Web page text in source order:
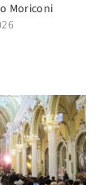
Moriconi